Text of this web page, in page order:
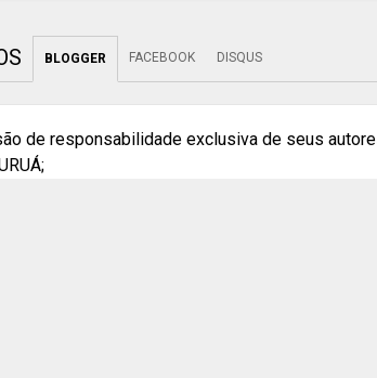
BLOGGER FACEBOOK DISQUS
de responsabilidade exclusiva de seus